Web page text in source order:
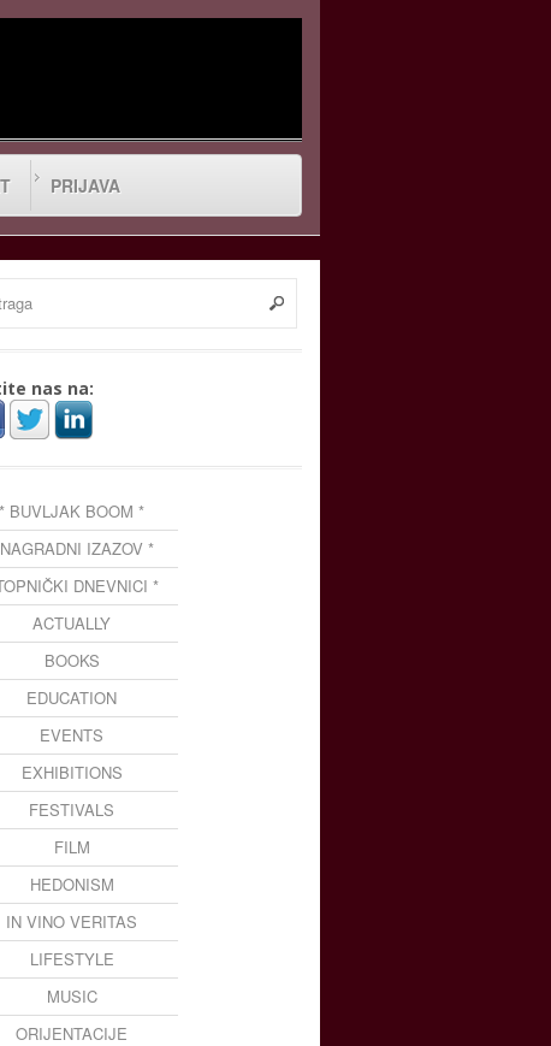
PRIJAVA
nas na:
* BUVLJAK BOOM *
IZAZOV *
DNEVNICI *
ACTUALLY
BOOKS
EDUCATION
EVENTS
EXHIBITIONS
FESTIVALS
FILM
HEDONISM
IN VINO VERITAS
LIFESTYLE
MUSIC
ORIJENTACIJE